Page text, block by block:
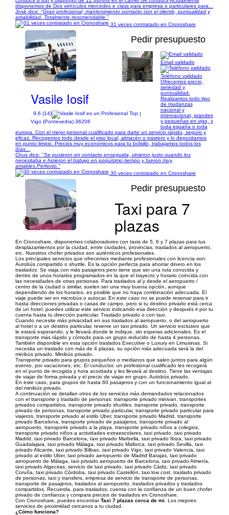
disponemos de Dos vehículos mercedes e class para empresa o particulares para...
José dice: "Gran profesional, mantenimiento contacto con el cliente, puntualidad y
amabilidad. Totalmente recomendable."
31 veces contratado en Cronoshare
1/3
Pedir presupuesto
Vasile Iosif
9,6 (14)
|
Vigo (Pontevedra) 36206
Email validado
Teléfono validado
Ofrecemos precio,
seriedad y
puntualidad.
Realizamos todo tipo
de mudanzas
nacional y
internacional, grandes
y pequeñas en vigo, y
toda españa o toda
europa. Con el mejor personal cualificado para darte un servicio rápido, seguro y
eficaz. Recogemos todo desde el piso local, almacén o trastero y lo depositamos
en punto limpio. Precios muy económicos para tu bolsillo, trabajamos todos los
días...
Chus dice: "Se pusieron en contacto enseguida, vinieron justo cuando los
necesitaba e hicieron el trabajo en poquisimo tiempo y fueron muy
amables.Perfecto."
30 veces contratado en Cronoshare
1/9
Pedir presupuesto
Taxi para 7
plazas
En Cronoshare, disponemos colaboradores con taxis de 5, 6 y 7 plazas para tus
desplazamientos por la ciudad, entre ciudades, provincias, traslados al aeropuerto,
etc. Nuestros chofer privados son auténticos profesionales.
Los principales servicios que ofrecemos mediante profesionales con licencia son:
Autobús compartido o shuttle. Es la opción perfecta para ahorrar dinero en los
traslados. Se viaja con más pasajeros pero tiene que ser una ruta conocida y
dentro de unos horarios programados en la que el trayecto y horario coincida con
las necesidades de otras personas. Para traslados al y desde el aeropuerto /
centro de la ciudad o similar, suelen ser una muy buena opción, aunque
dependiendo de los horarios, es posible que no haya combinación adecuada. El
viaje puede ser en microbús o autocar. En este caso no se puede reservar para ir
hasta direcciones privadas o casas de campo, pero si tu destino privado está cerca
de un hotel, puedes utilizar este servicio indicando esa dirección y después ir por tu
cuenta hasta tu dirección particular. Traslado privado o con taxi.
Cuando necesite más privacidad en sus traslados al aeropuerto, o del aeropuerto
al hotel o a un destino particular, reserve un taxi privado. Un servicio exclusivo que
le estará esperando, y le llevará donde le indique, sin esperas adicionales. Es el
transporte más rápido y cómodo para un grupo reducido de hasta 4 personas.
También disponible en esta opción traslados Executive o Luxury en Limusinas. Si
necesita un traslado con más de 4 plazas, su opción más adecuada será la del
minibús privado. Minibús privado.
Transporte privado para grupos pequeños o medianos que salen juntos para algún
evento, por vacaciones, etc. El conductor, un profesional cualificado les recogerá
en el punto de recogida y hora acordada y les llevará al destino. Tiene las ventajas
de viajar de forma privada y el precio de viajar en grupo. Autobús privado.
En este caso, para grupos de hasta 60 pasajeros y con un funcionamiento igual al
del minibús privado.
A continuación se detallan otros de los servicios más demandados relacionados
con el transporte y traslado de personas: transporte privado minivan, transportes
privados compartidos, transporte privado shuttles, transporte privado, transporte
privado de personas, transporte privado particular, transporte privado particular para
viajeros, transporte privado al estilo Uber, transporte privado Madrid, transporte
privado Barcelona, transporte privado de pasajeros, transporte privado al
aeropuerto, transporte privado a la playa, transporte privado niños a colegios,
transporte privado niños a actividades extraescolares, taxi privado, taxi privado
Madrid, taxi privado Barcelona, taxi privado Marbella, taxi privado Ibiza, taxi privado
Guadalajara, taxi privado Málaga, taxi privado Mallorca, taxi privado Sevilla, taxi
privado Alicante, taxi privado Bilbao, taxi privado Vigo, taxi privado Valencia, taxi
privado al estilo Uber, taxi privado aeropuerto de Madrid Barajas, taxi privado
aeropuerto de Málaga, taxi privado aeropuerto de Barcelona, taxi privado Almería,
taxi privado Algeciras, servicio de taxi privado, taxi privado Cádiz, taxi privado
Coruña, taxi privado Córdoba, taxi privado Castellón, taxi low cost, traslado privado
de personas, taxi y transfers, empresa de servicio de transporte de personas,
transporte de pasajeros, traslados al aeropuerto, traslados privados y traslados
compartidos. Recuerda, para traslados, cuenta con la confianza de un buen chofer
privado de confianza y compara precios de traslados en Cronoshare.
Con Cronoshare, puedes encontrarTaxi 7 plazas cerca de mi . Los mejores
servicios de proximidad cercanos a tu ciudad.
¿Cómo funciona?